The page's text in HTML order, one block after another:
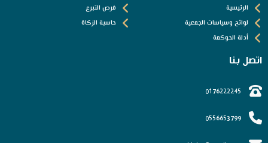
الرئيسية
لوائح وسياسات الجمعية
أدلة الحوكمة
فرص التبرع
حاسبة الزكاة
اتصل بنا
0176222245
0556653799